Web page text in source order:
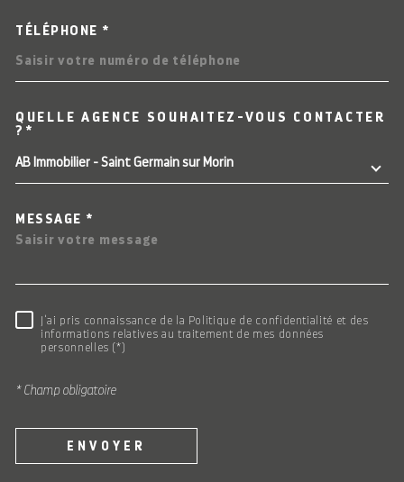
TÉLÉPHONE *
QUELLE AGENCE SOUHAITEZ-VOUS CONTACTER
?*
AB Immobilier - Saint Germain sur Morin
MESSAGE *
RÈGLEMENTATION
J'ai pris connaissance de la Politique de confidentialité et des
informations relatives au traitement de mes données
personnelles (*)
* Champ obligatoire
ENVOYER